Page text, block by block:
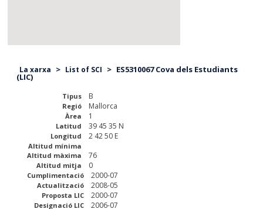
La xarxa > List of SCI > ES5310067 Cova dels Estudiants
(LIC)
Tipus B
Regió Mallorca
Àrea 1
Latitud 39 45 35 N
Longitud 2 42 50 E
Altitud mínima
Altitud màxima
76
Altitud mitja 0
Cumplimentació 2000-07
Actualització 2008-05
Proposta LIC 2000-07
Designació LIC 2006-07